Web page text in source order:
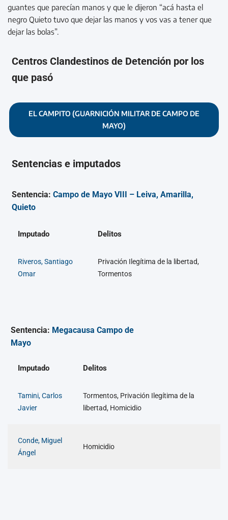
guantes que parecían manos y que le dijeron “acá hasta el
negro Quieto tuvo que dejar las manos y vos vas a tener que
dejar las bolas”.
Centros Clandestinos de Detención por los
que pasó
EL CAMPITO (GUARNICIÓN MILITAR DE CAMPO DE
MAYO)
Sentencias e imputados
Sentencia:Campo de Mayo VIII – Leiva, Amarilla,
Quieto
Imputado Delitos
Riveros, Santiago
Omar
Privación Ilegítima de la libertad,
Tormentos
Sentencia: Megacausa Campo de
Mayo
Imputado Delitos
Tamini, Carlos
Javier
Tormentos, Privación Ilegítima de la
libertad, Homicidio
Conde, Miguel
Ángel
Homicidio